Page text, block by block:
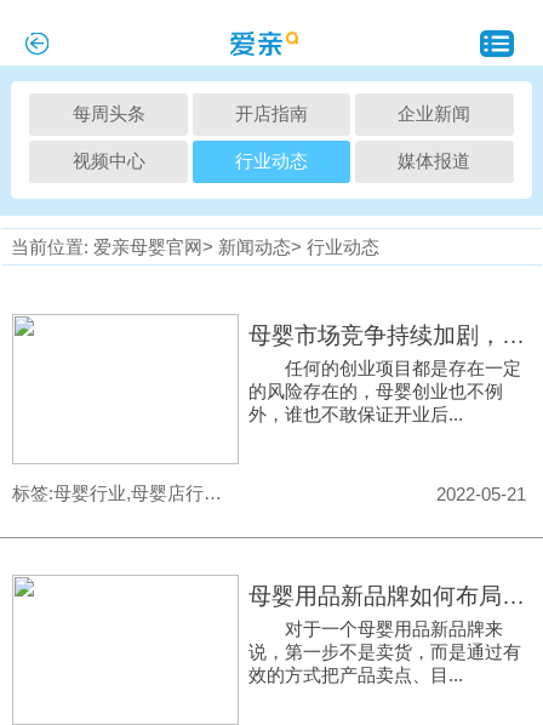
每周头条 开店指南 企业新闻
视频中心 行业动态 媒体报道
当前位置: 爱亲母婴官网> 新闻动态> 行业动态
标签:母婴行业,母婴店行业,母婴行业加盟,母婴用品行业,母婴店
母婴市场竞争持续加剧，如何减少母婴创业的风险
任何的创业项目都是存在一定
的风险存在的，母婴创业也不例
外，谁也不敢保证开业后...
2022-05-21
母婴用品新品牌如何布局才能赢得市场？
对于一个母婴用品新品牌来
说，第一步不是卖货，而是通过有
效的方式把产品卖点、目...